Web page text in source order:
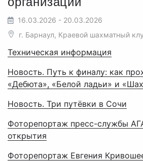
16.03.2026 - 20.03.2026
г. Барнаул, Краевой шахматный
Техническая информация
Новость. Путь к финалу: как
«Дебюта», «Белой ладьи» и
Новость. Три путёвки в Сочи
Фоторепортаж пресс-службы
открытия
Фоторепортаж Евгения